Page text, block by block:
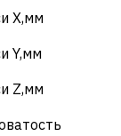
X,мм
Y,мм
Z,мм